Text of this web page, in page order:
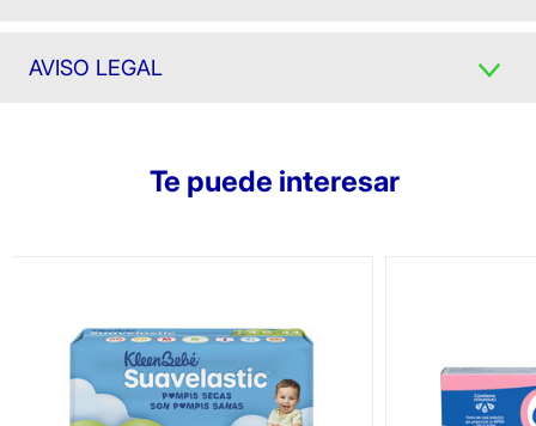
AVISO LEGAL
Te puede interesar